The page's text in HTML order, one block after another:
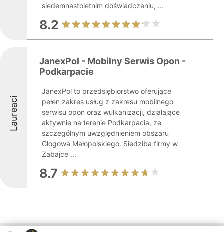
siedemnastoletnim doświadczeniu, ...
8.2
Laureaci
JanexPol - Mobilny Serwis Opon -
Podkarpacie
JanexPol to przedsiębiorstwo oferujące
pełen zakres usług z zakresu mobilnego
serwisu opon oraz wulkanizacji, działające
aktywnie na terenie Podkarpacia, ze
szczególnym uwzględnieniem obszaru
Głogowa Małopolskiego. Siedziba firmy w
Zabajce ...
8.7